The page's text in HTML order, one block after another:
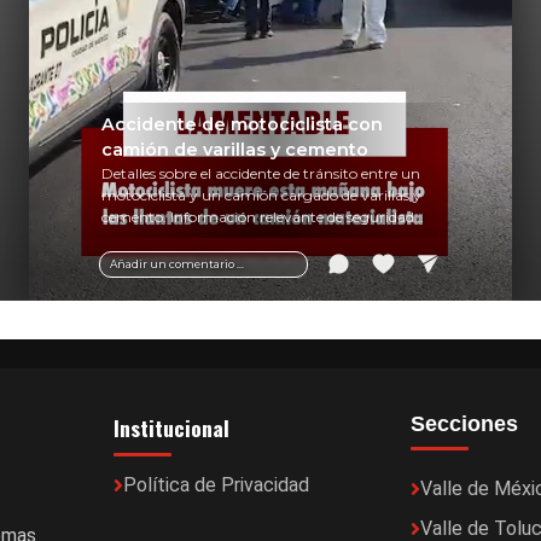
Añadir un comentario ...
Accidente de motociclista con
camión de varillas y cemento
Detalles sobre el accidente de tránsito entre un
motociclista y un camión cargado de varillas y
cemento. Información relevante de seguridad
vial y recomendaciones para motociclistas.
Institucional
Política de Privacidad
Secciones
Valle de
Valle de